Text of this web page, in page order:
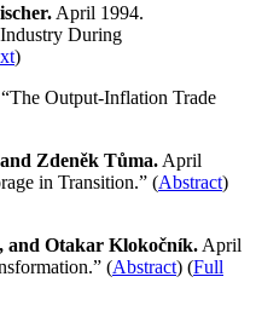
April 1994.
During
)
Output-Inflation Trade
Zdeněk Tůma. April
in Transition.” (Abstract)
and Otakar Klokočník. April
(Abstract) (Full